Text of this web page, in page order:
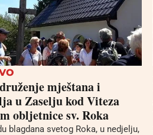
mještana i
u Zaselju kod Viteza
obljetnice sv. Roka
blagdana svetog Roka, u nedjelju,